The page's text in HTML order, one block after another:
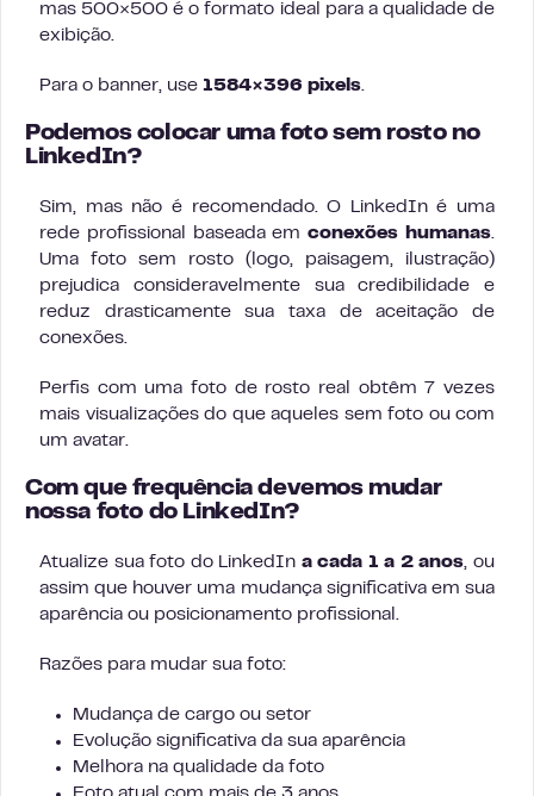
mas 500×500 é o formato ideal para a qualidade de
exibição.
Para o banner, use 1584×396 pixels.
Podemos colocar uma foto sem rosto no
LinkedIn?
Sim, mas não é recomendado. O LinkedIn é uma
rede profissional baseada emconexões humanas.
Uma foto sem rosto (logo, paisagem, ilustração)
prejudica consideravelmente sua credibilidade e
reduz drasticamente sua taxa de aceitação de
conexões.
Perfis com uma foto de rosto real obtêm 7 vezes
mais visualizações do que aqueles sem foto ou com
um avatar.
Com que frequência devemos mudar
nossa foto do LinkedIn?
Atualize sua foto do LinkedIn a cada 1 a 2 anos, ou
assim que houver uma mudança significativa em sua
aparência ou posicionamento profissional.
Razões para mudar sua foto:
Mudança de cargo ou setor
Evolução significativa da sua aparência
Melhora na qualidade da foto